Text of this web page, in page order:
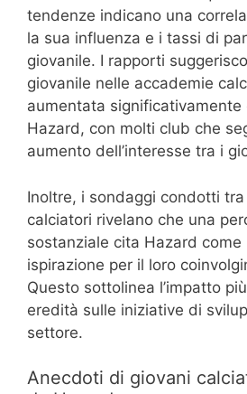
tendenze indicano una
la sua influenza e i tassi di
giovanile. I rapporti
giovanile nelle accademie
aumentata
Hazard, con molti club che
aumento dell’interesse tra i
Inoltre, i sondaggi condotti
calciatori rivelano che una
sostanziale cita Hazard
ispirazione per il loro
Questo sottolinea l’impatto
eredità sulle iniziative di
settore.
Anecdoti di giovani